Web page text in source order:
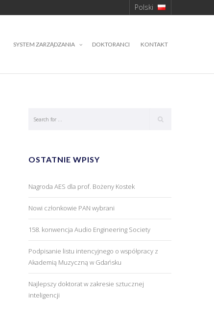
Polski
SYSTEM ZARZĄDZANIA DOKTORANCI KONTAKT
OSTATNIE WPISY
Nagroda AES dla prof. Bożeny Kostek
Nowi członkowie PAN wybrani
158. konwencja Audio Engineering Society
Podpisanie listu intencyjnego o współpracy z
Akademią Muzyczną w Gdańsku
Najlepszy doktorat w zakresie sztucznej
inteligencji